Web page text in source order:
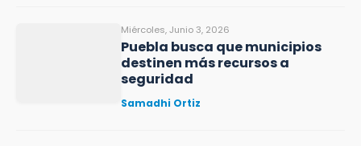
Miércoles, Junio 3, 2026
Puebla busca que municipios
destinen más recursos a
seguridad
Samadhi Ortiz